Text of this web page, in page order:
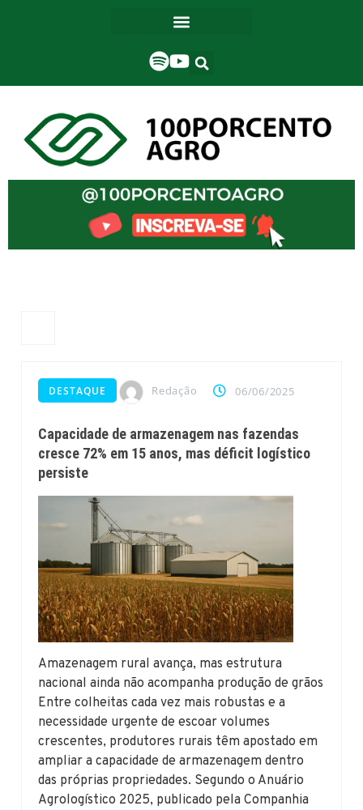
DESTAQUE Redação 06/06/2025
Capacidade de armazenagem nas fazendas
cresce 72% em 15 anos, mas déficit logístico
persiste
Amazenagem rural avança, mas estrutura
nacional ainda não acompanha produção de grãos
Entre colheitas cada vez mais robustas e a
necessidade urgente de escoar volumes
crescentes, produtores rurais têm apostado em
ampliar a capacidade de armazenagem dentro
das próprias propriedades. Segundo o Anuário
Agrologístico 2025, publicado pela Companhia